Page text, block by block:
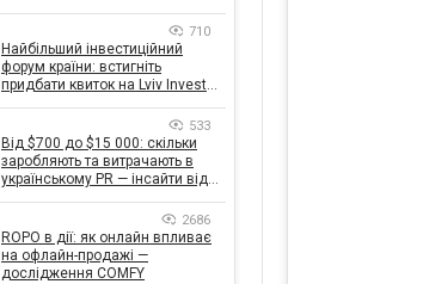
710
Найбільший інвестиційний
форум країни: встигніть
придбати квиток на Lviv Invest
533
Від $700 до $15 000: скільки
заробляють та витрачають в
українському PR — інсайти від
2686
ROPO в дії: як онлайн впливає
на офлайн-продажі —
дослідження COMFY